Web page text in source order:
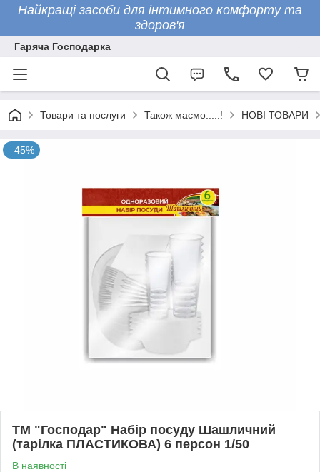
Найкращі засоби для інтимного комфорту та
здоров'я
Гаряча Господарка
Товари та послуги Також маємо.....! НОВІ ТОВАРИ
–45%
ТМ "Господар" Набір посуду Шашличний
(тарілка ПЛАСТИКОВА) 6 персон 1/50
В наявності